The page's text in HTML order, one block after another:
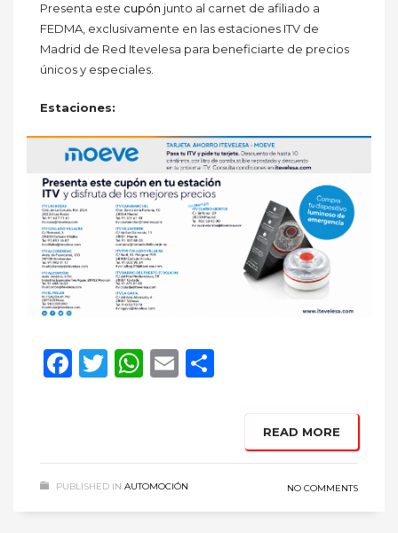
Presenta este cupón junto al carnet de afiliado a
FEDMA, exclusivamente en las estaciones ITV de
Madrid de Red Itevelesa para beneficiarte de precios
únicos y especiales.
Estaciones:
Facebook
Twitter
WhatsApp
Email
READ MORE
PUBLISHED IN AUTOMOCIÓN NO COMMENTS